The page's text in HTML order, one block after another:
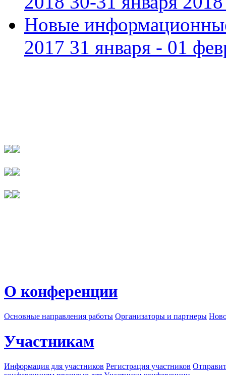
Новые
2017 31 января - 01
О конференции
Основные направления работы Организаторы и партнеры
Участникам
Информация для участников Регистрация участников